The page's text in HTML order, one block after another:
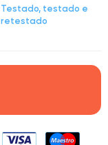
Testado, testado e
retestado